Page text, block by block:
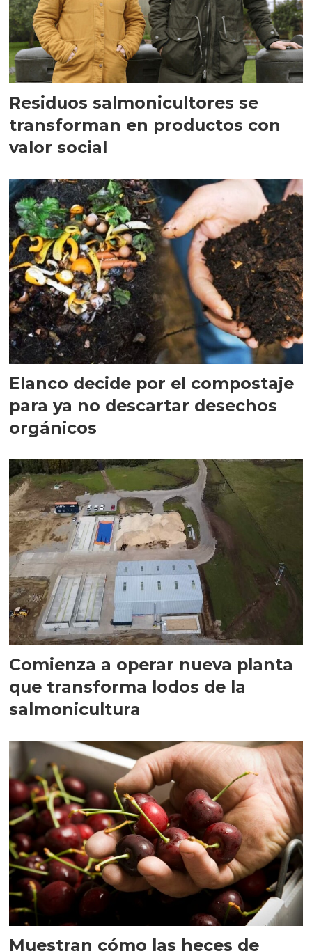
Residuos salmonicultores se
transforman en productos con
valor social
Elanco decide por el compostaje
para ya no descartar desechos
orgánicos
Comienza a operar nueva planta
que transforma lodos de la
salmonicultura
Muestran cómo las heces de